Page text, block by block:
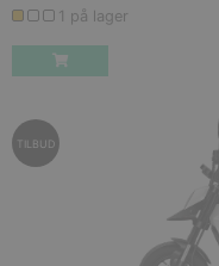
1 på lager
TILBUD